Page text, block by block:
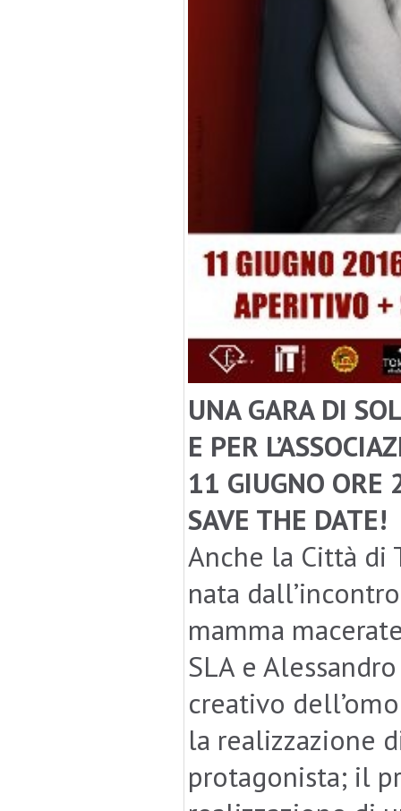
UNA GARA DI
E PER
11 GIUGNO ORE
SAVE THE DATE!
Anche la Città di
nata
mamma
SLA e
creativo
la realizzazione
protagonista; il